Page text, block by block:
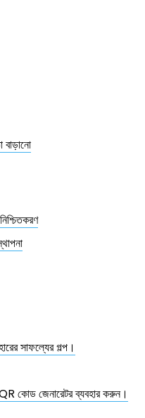
বাড়ানো
সাফল্যের গল্প।
কোড জেনারেটর ব্যবহার করুন।